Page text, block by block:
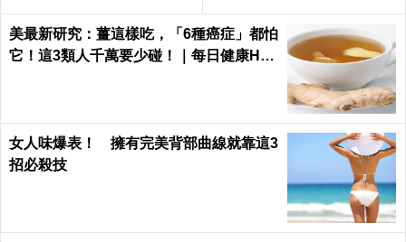
美最新研究：薑這樣吃，「6種癌症」都怕
它！這3類人千萬要少碰！｜每日健康Hea
女人味爆表！ 擁有完美背部曲線就靠這3
招必殺技